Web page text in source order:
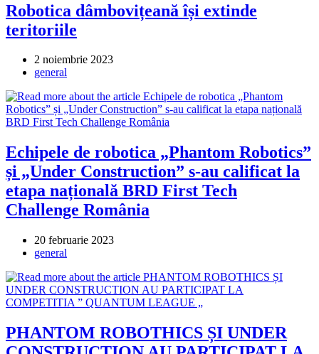
Robotica dâmbovițeană își extinde
teritoriile
Post
published:
2 noiembrie 2023
Post
general
Echipele de robotica „Phantom Robotics”
și „Under Construction” s-au calificat la
etapa națională BRD First Tech
Challenge România
Post
published:
20 februarie 2023
Post
general
PHANTOM ROBOTHICS ȘI UNDER